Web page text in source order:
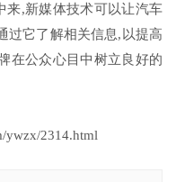
来,新媒体技术可以让汽车
过它了解相关信息,以提高
在公众心目中树立良好的
ywzx/2314.html